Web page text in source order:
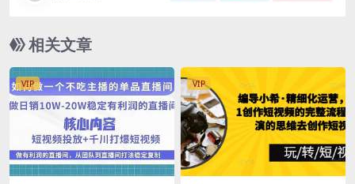
相关文章
VIP VIP